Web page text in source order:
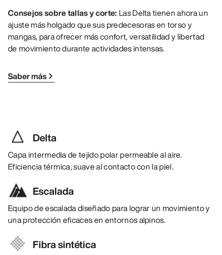
Consejos sobre tallas y corte: Las Delta tienen ahora un
ajuste más holgado que sus predecesoras en torso y
mangas, para ofrecer más confort, versatilidad y libertad
de movimiento durante actividades intensas.
Saber más
Delta
Capa intermedia de tejido polar permeable al aire.
Eficiencia térmica, suave al contacto con la piel.
Escalada
Equipo de escalada diseñado para lograr un movimiento y
una protección eficaces en entornos alpinos.
Fibra sintética